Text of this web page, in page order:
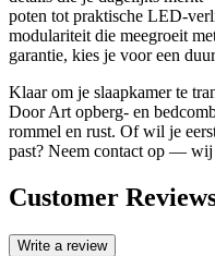
poten tot praktische LED-
modulariteit die meegroeit
garantie, kies je voor een
Klaar om je slaapkamer te
Door Art opberg- en
rommel en rust. Of wil je
past? Neem contact op — wij
Customer
Write a review